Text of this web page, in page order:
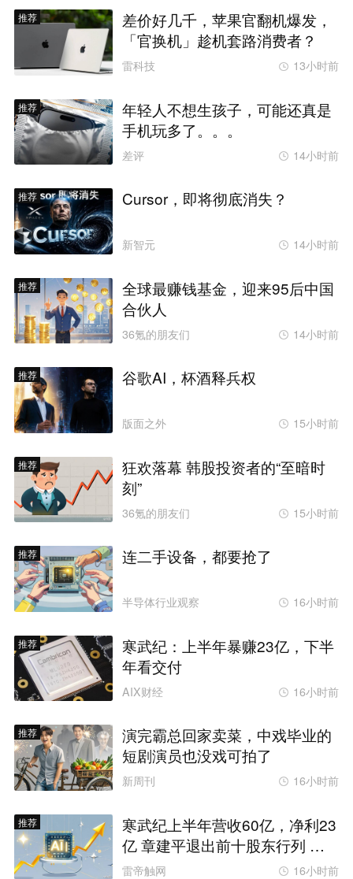
推荐
差价好几千，苹果官翻机爆发，
「官换机」趁机套路消费者？
雷科技 13小时前
推荐
年轻人不想生孩子，可能还真是
手机玩多了。。。
差评 14小时前
推荐 Cursor，即将彻底消失？
新智元 14小时前
推荐
全球最赚钱基金，迎来95后中国
合伙人
36氪的朋友们 14小时前
推荐 谷歌AI，杯酒释兵权
版面之外 15小时前
推荐
狂欢落幕 韩股投资者的“至暗时
刻”
36氪的朋友们 15小时前
推荐 连二手设备，都要抢了
半导体行业观察 16小时前
推荐
寒武纪：上半年暴赚23亿，下半
年看交付
AIX财经 16小时前
推荐
演完霸总回家卖菜，中戏毕业的
短剧演员也没戏可拍了
新周刊 16小时前
推荐
寒武纪上半年营收60亿，净利23
亿 章建平退出前十股东行列 或
套现百亿
雷帝触网 16小时前